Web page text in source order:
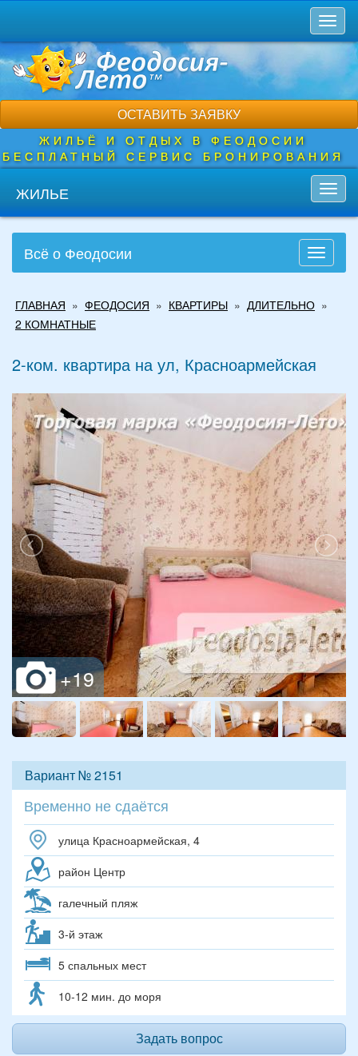
основному
содержанию
ОСТАВИТЬ ЗАЯВКУ
ЖИЛЬЁ И ОТДЫХ В ФЕОДОСИИ
БЕСПЛАТНЫЙ СЕРВИС БРОНИРОВАНИЯ
ЖИЛЬЕ
Toggle
Всё о Феодосии
здесь
ГЛАВНАЯ » ФЕОДОСИЯ » КВАРТИРЫ » ДЛИТЕЛЬНО »
2 КОМНАТНЫЕ
2-ком. квартира на ул, Красноармейская
Вариант № 2151
Временно не сдаётся
улица Красноармейская, 4
район Центр
галечный пляж
3-й этаж
5 спальных мест
10-12 мин. до моря
Задать вопрос